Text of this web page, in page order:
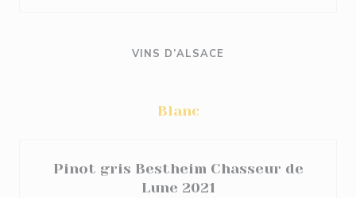
VINS D’ALSACE
Blanc
Pinot gris Bestheim Chasseur de
Lune 2021